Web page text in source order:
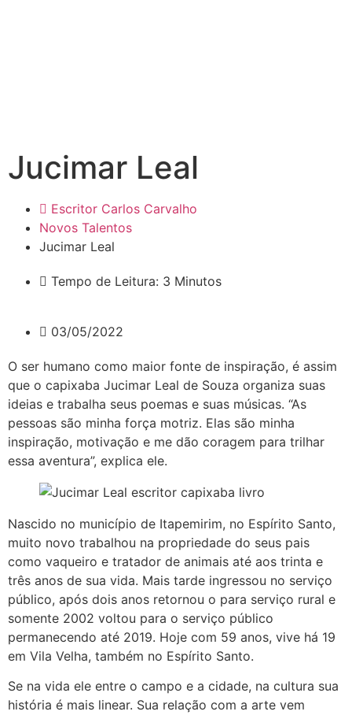
Jucimar Leal
Escritor Carlos Carvalho
Novos Talentos
Jucimar Leal
Tempo de Leitura: 3 Minutos
03/05/2022
O ser humano como maior fonte de inspiração, é assim
que o capixaba Jucimar Leal de Souza organiza suas
ideias e trabalha seus poemas e suas músicas. “As
pessoas são minha força motriz. Elas são minha
inspiração, motivação e me dão coragem para trilhar
essa aventura”, explica ele.
Nascido no município de Itapemirim, no Espírito Santo,
muito novo trabalhou na propriedade do seus pais
como vaqueiro e tratador de animais até aos trinta e
três anos de sua vida. Mais tarde ingressou no serviço
público, após dois anos retornou o para serviço rural e
somente 2002 voltou para o serviço público
permanecendo até 2019. Hoje com 59 anos, vive há 19
em Vila Velha, também no Espírito Santo.
Se na vida ele entre o campo e a cidade, na cultura sua
história é mais linear. Sua relação com a arte vem